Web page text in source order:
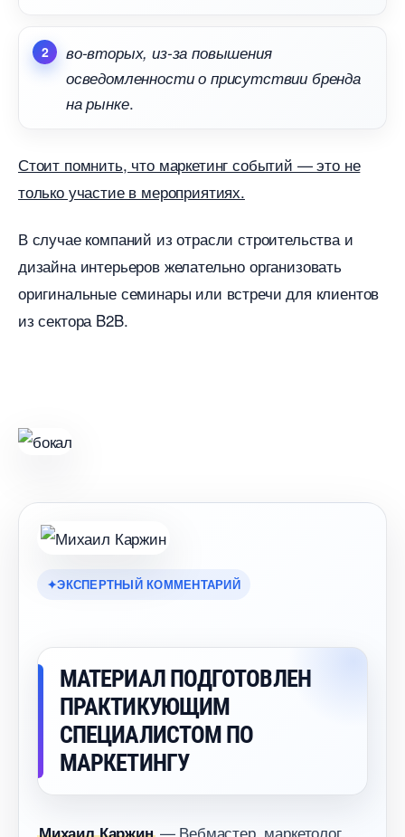
о-вторых, из-за повышения
осведомленности о присутствии бренда
на рынке.
Стоит помнить, что маркетинг событий — это не
только участие в мероприятиях.
случае компаний из отрасли строительства и
дизайна интерьеров желательно организовать
оригинальные семинары или встречи для клиенто
из сектора B2B.
ЭКСПЕРТНЫЙ КОММЕНТАРИЙ
МАТЕРИАЛ ПОДГОТОВЛЕН
ПРАКТИКУЮЩИМ
СПЕЦИАЛИСТОМ ПО
МАРКЕТИНГУ
Михаил Каржин— Вебмастер, маркетолог,